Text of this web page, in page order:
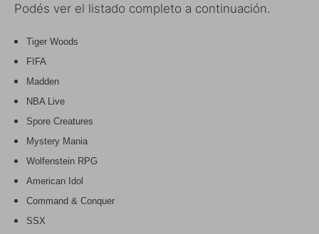
Podés ver el listado completo a continuación.
Tiger Woods
FIFA
Madden
NBA Live
Spore Creatures
Mystery Mania
Wolfenstein RPG
American Idol
Command & Conquer
SSX